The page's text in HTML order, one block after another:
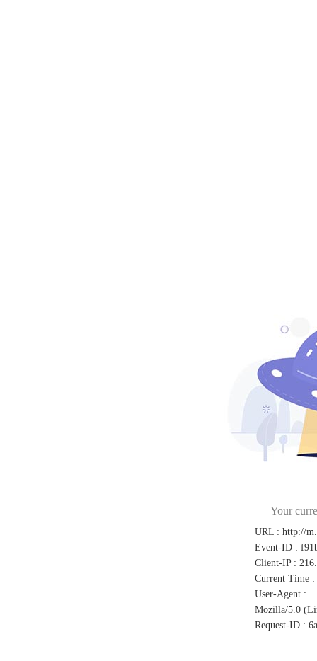
Your
URL : http://
Event-ID :
Client-IP :
Current Time :
User-Agent :
Mozilla/5.0
Request-ID :